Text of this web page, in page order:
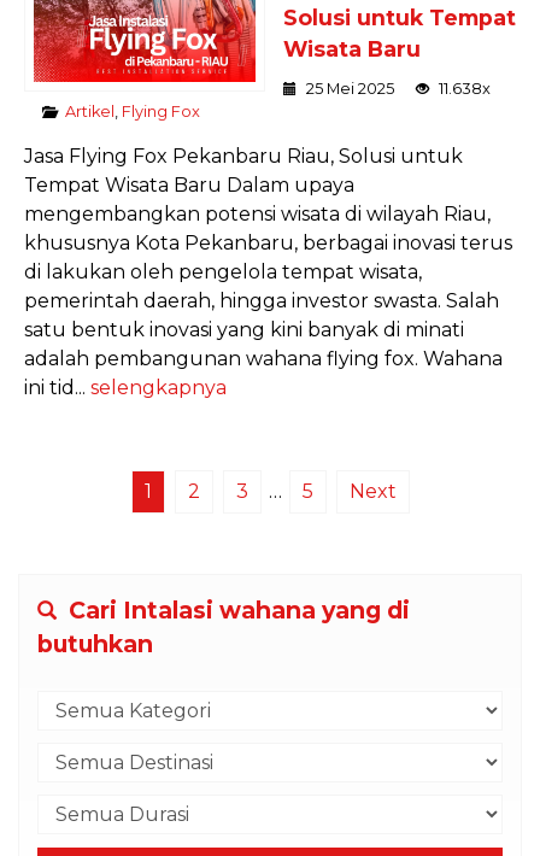
Solusi untuk Tempat
Wisata Baru
25 Mei 2025
11.638x
Artikel
Flying Fox
Jasa Flying Fox Pekanbaru Riau, Solusi untuk
Tempat Wisata Baru Dalam upaya
mengembangkan potensi wisata di wilayah Riau,
khususnya Kota Pekanbaru, berbagai inovasi terus
di lakukan oleh pengelola tempat wisata,
pemerintah daerah, hingga investor swasta. Salah
satu bentuk inovasi yang kini banyak di minati
adalah pembangunan wahana flying fox. Wahana
ini tid... selengkapnya
1 2 3 … 5 Next
Cari Intalasi wahana yang di
butuhkan